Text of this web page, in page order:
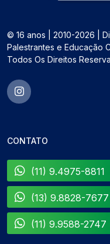
© 16 anos | 2010-2026 |
Palestrantes e Educação
Todos Os Direitos
CONTATO
(11) 9.4975-8811
(13) 9.8828-7677
(11) 9.9588-2747